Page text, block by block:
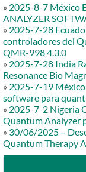
» 2025-8-7 México
ANALYZER
» 2025-7-28
controladores del
QMR-998 4.3.0
» 2025-7-28 India
Resonance Bio
» 2025-7-19
software para
» 2025-7-2 Nigeria
Quantum Analyzer
» 30/06/2025 –
Quantum Therapy